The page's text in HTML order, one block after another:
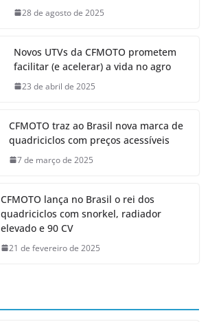
28 de agosto de 2025
Novos UTVs da CFMOTO prometem
facilitar (e acelerar) a vida no agro
23 de abril de 2025
CFMOTO traz ao Brasil nova marca de
quadriciclos com preços acessíveis
7 de março de 2025
CFMOTO lança no Brasil o rei dos
quadriciclos com snorkel, radiador
elevado e 90 CV
21 de fevereiro de 2025